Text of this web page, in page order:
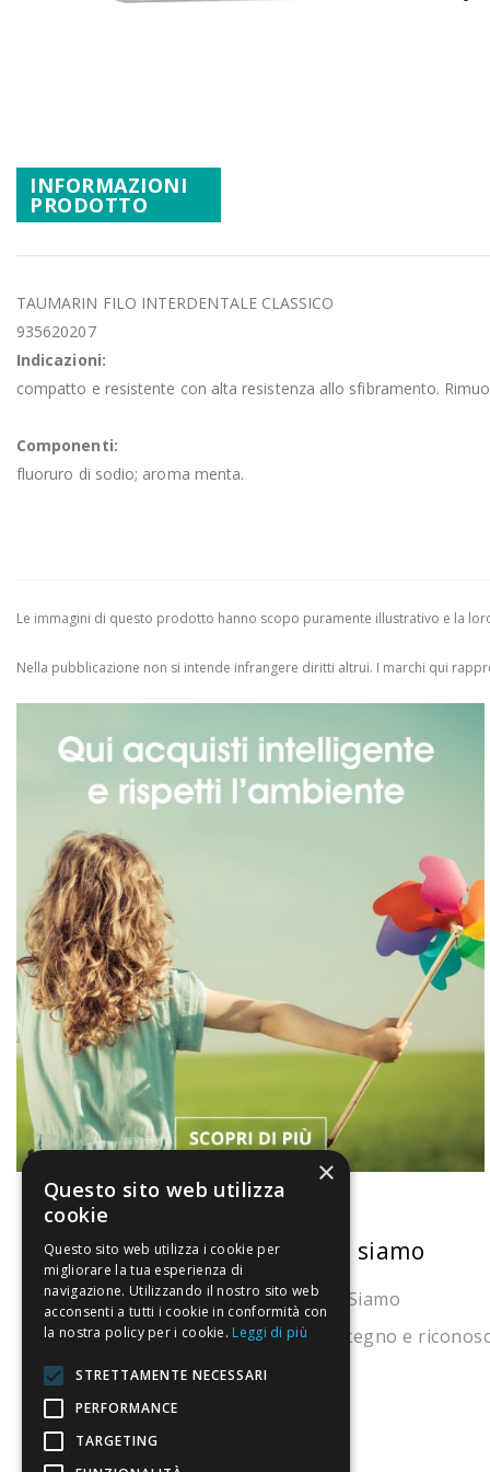
immagini
INFORMAZIONI
PRODOTTO
TAUMARIN FILO INTERDENTALE CLASSICO
935620207
Indicazioni:
compatto e resistente con alta resistenza allo sfibramento.
Componenti:
fluoruro di sodio; aroma menta.
Le immagini di questo prodotto hanno scopo puramente illustrativo e la
Nella pubblicazione non si intende infrangere diritti altrui. I marchi qui
La nostra convenienza
Il risparmio che fa ambiente
Il nostro manifesto
Il blog
Perché fidarti
Vendi con noi
Chi siamo
Chi Siamo
Sostegno e
×
Questo sito web utilizza
cookie
Questo sito web utilizza i cookie per
migliorare la tua esperienza di
navigazione. Utilizzando il nostro sito web
acconsenti a tutti i cookie in conformità con
la nostra policy per i cookie. Leggi di più
STRETTAMENTE NECESSARI
PERFORMANCE
TARGETING